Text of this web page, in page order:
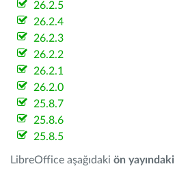
26.2.5
26.2.4
26.2.3
26.2.2
26.2.1
26.2.0
25.8.7
25.8.6
25.8.5
LibreOffice aşağıdaki ön yayındaki